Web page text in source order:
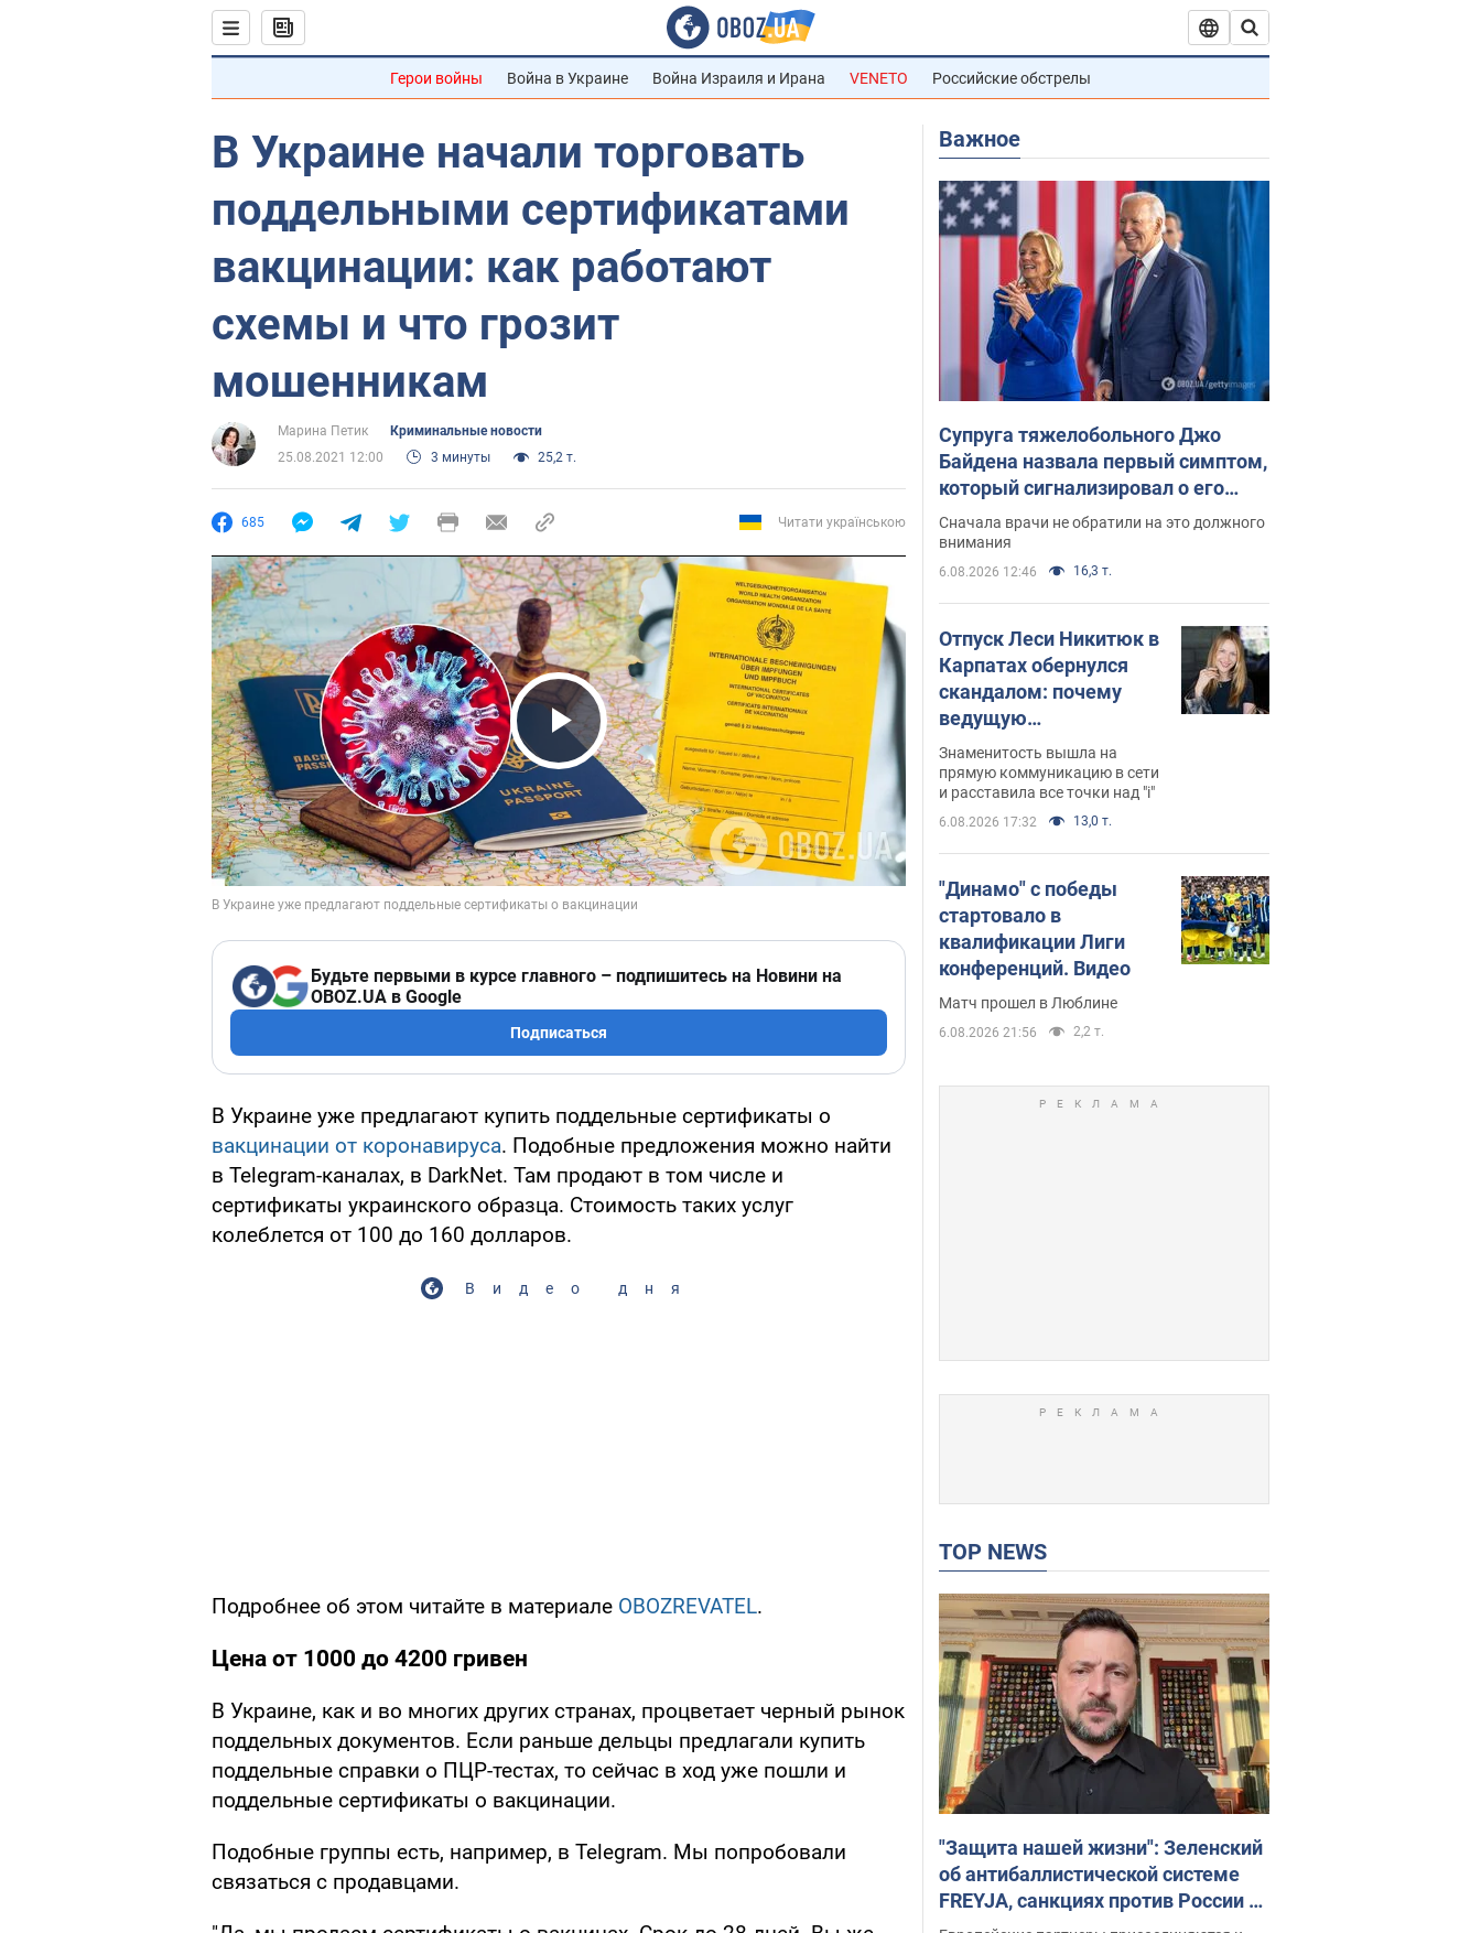
Герои войны Война в Украине Война Израиля и Ирана VENETO Российские обстрелы
В Украине начали торговать
поддельными сертификатами
вакцинации: как работают
схемы и что грозит
мошенникам
Марина Петик
Криминальные новости
25.08.2021 12:00
3 минуты 25,2 т.
685 Читати українською
Play Video
Будьте первыми в курсе главного – подпишитесь на Новини на
OBOZ.UA в Google
Подписаться
В Украине уже предлагают купить поддельные сертификаты о
вакцинации от коронавируса. Подобные предложения можно найти
в Telegram-каналах, в DarkNet. Там продают в том числе и
сертификаты украинского образца. Стоимость таких услуг
колеблется от 100 до 160 долларов.
Видео дня
Подробнее об этом читайте в материале OBOZREVATEL.
Цена от 1000 до 4200 гривен
В Украине, как и во многих других странах, процветает черный рынок
поддельных документов. Если раньше дельцы предлагали купить
поддельные справки о ПЦР-тестах, то сейчас в ход уже пошли и
поддельные сертификаты о вакцинации.
Подобные группы есть, например, в Telegram. Мы попробовали
связаться с продавцами.
Важное
Супруга тяжелобольного Джо
Байдена назвала первый симптом,
который сигнализировал о его
"агрессивном" раке
Сначала врачи не обратили на это должного
внимания
6.08.2026 12:46 16,3 т.
Отпуск Леси Никитюк в
Карпатах обернулся
скандалом: почему
ведущую
несправедливо
захейтили
Знаменитость вышла на
прямую коммуникацию в сети
и расставила все точки над "i"
6.08.2026 17:32 13,0 т.
"Динамо" с победы
стартовало в
квалификации Лиги
конференций. Видео
Матч прошел в Люблине
6.08.2026 21:56 2,2 т.
TOP NEWS
"Защита нашей жизни": Зеленский
об антибаллистической системе
FREYJA, санкциях против России и
поддержке аграриев. Видео